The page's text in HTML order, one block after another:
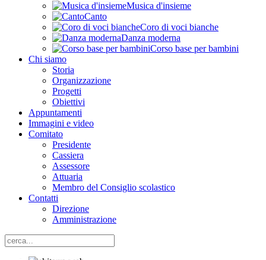
Musica d'insieme
Canto
Coro di voci bianche
Danza moderna
Corso base per bambini
Chi siamo
Storia
Organizzazione
Progetti
Obiettivi
Appuntamenti
Immagini e video
Comitato
Presidente
Cassiera
Assessore
Attuaria
Membro del Consiglio scolastico
Contatti
Direzione
Amministrazione